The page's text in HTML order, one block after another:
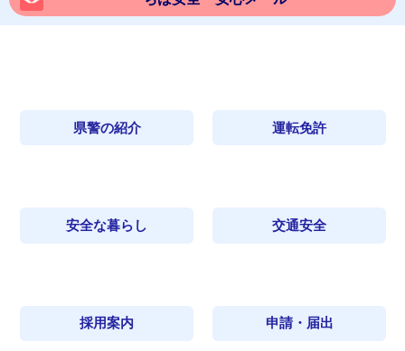
県警の紹介 運転免許
安全な暮らし 交通安全
採用案内 申請・届出